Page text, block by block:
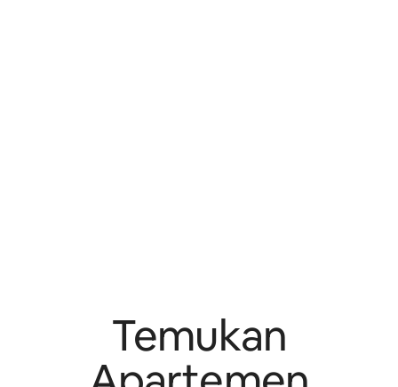
Temukan